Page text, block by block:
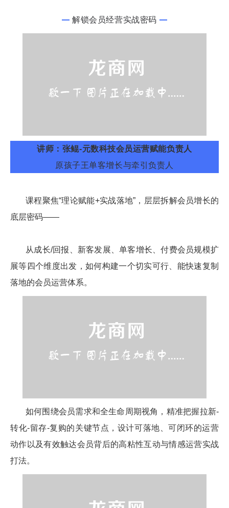
解锁会员经营实战密码
讲师：张鲲-元数科技会员运营赋能负责人
原孩子王单客增长与牵引负责人
课程聚焦“理论赋能+实战落地”，层层拆解会员增长的
底层密码——
从成长/回报、新客发展、单客增长、付费会员规模扩
展等四个维度出发，如何构建一个切实可行、能快速复制
落地的会员运营体系。
如何围绕会员需求和全生命周期视角，精准把握拉新-
转化-留存-复购的关键节点，设计可落地、可闭环的运营
动作以及有效触达会员背后的高粘性互动与情感运营实战
打法。